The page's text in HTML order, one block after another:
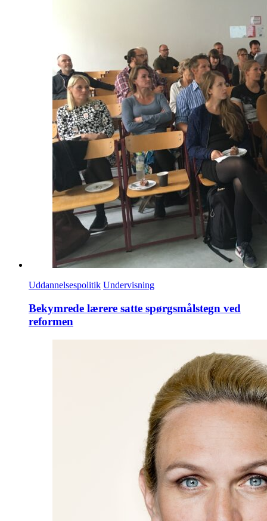
Uddannelsespolitik Undervisning
Bekymrede lærere satte spørgsmålstegn ved
reformen